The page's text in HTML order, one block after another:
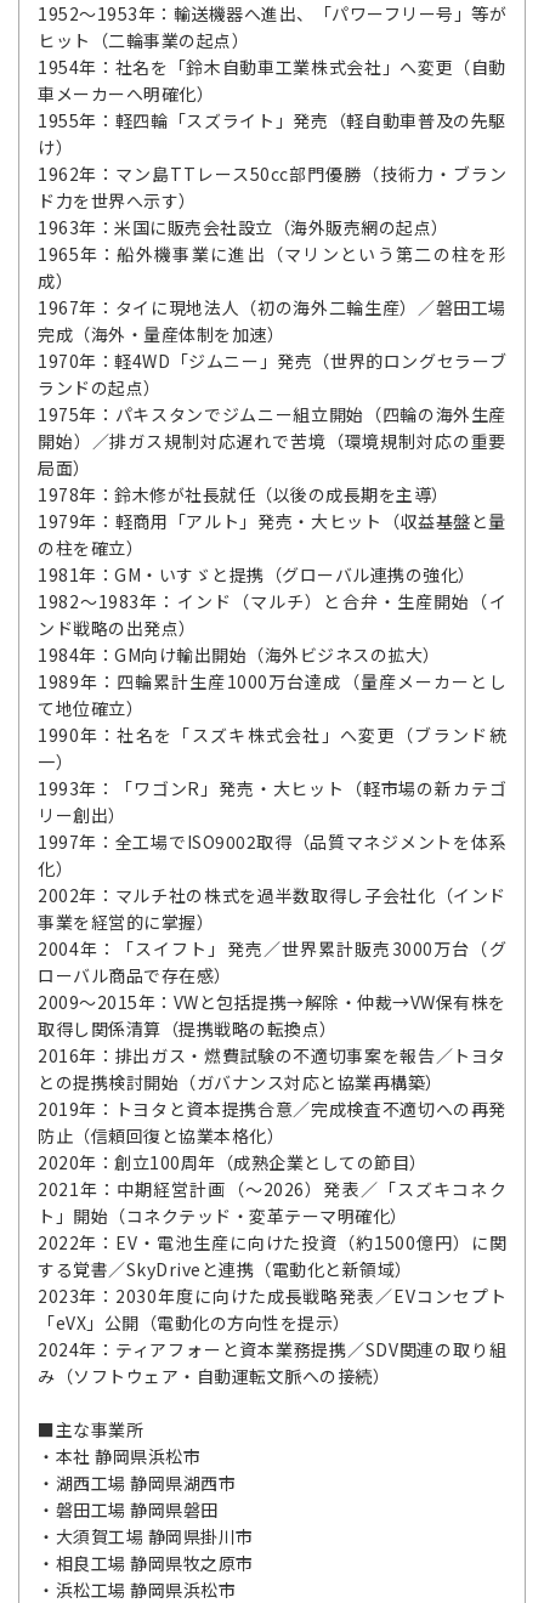
1952～1953年：輸送機器へ進出、「パワーフリー号」等が
ヒット（二輪事業の起点）
1954年：社名を「鈴木自動車工業株式会社」へ変更（自動
車メーカーへ明確化）
1955年：軽四輪「スズライト」発売（軽自動車普及の先駆
け）
1962年：マン島TTレース50cc部門優勝（技術力・ブラン
ド力を世界へ示す）
1963年：米国に販売会社設立（海外販売網の起点）
1965年：船外機事業に進出（マリンという第二の柱を形
成）
1967年：タイに現地法人（初の海外二輪生産）／磐田工場
完成（海外・量産体制を加速）
1970年：軽4WD「ジムニー」発売（世界的ロングセラーブ
ランドの起点）
1975年：パキスタンでジムニー組立開始（四輪の海外生産
開始）／排ガス規制対応遅れで苦境（環境規制対応の重要
局面）
1978年：鈴木修が社長就任（以後の成長期を主導）
1979年：軽商用「アルト」発売・大ヒット（収益基盤と量
の柱を確立）
1981年：GM・いすゞと提携（グローバル連携の強化）
1982～1983年：インド（マルチ）と合弁・生産開始（イ
ンド戦略の出発点）
1984年：GM向け輸出開始（海外ビジネスの拡大）
1989年：四輪累計生産1000万台達成（量産メーカーとし
て地位確立）
1990年：社名を「スズキ株式会社」へ変更（ブランド統
一）
1993年：「ワゴンR」発売・大ヒット（軽市場の新カテゴ
リー創出）
1997年：全工場でISO9002取得（品質マネジメントを体系
化）
2002年：マルチ社の株式を過半数取得し子会社化（インド
事業を経営的に掌握）
2004年：「スイフト」発売／世界累計販売3000万台（グ
ローバル商品で存在感）
2009～2015年：VWと包括提携→解除・仲裁→VW保有株を
取得し関係清算（提携戦略の転換点）
2016年：排出ガス・燃費試験の不適切事案を報告／トヨタ
との提携検討開始（ガバナンス対応と協業再構築）
2019年：トヨタと資本提携合意／完成検査不適切への再発
防止（信頼回復と協業本格化）
2020年：創立100周年（成熟企業としての節目）
2021年：中期経営計画（～2026）発表／「スズキコネク
ト」開始（コネクテッド・変革テーマ明確化）
2022年：EV・電池生産に向けた投資（約1500億円）に関
する覚書／SkyDriveと連携（電動化と新領域）
2023年：2030年度に向けた成長戦略発表／EVコンセプト
「eVX」公開（電動化の方向性を提示）
2024年：ティアフォーと資本業務提携／SDV関連の取り組
み（ソフトウェア・自動運転文脈への接続）
■主な事業所
・本社 静岡県浜松市
・湖西工場 静岡県湖西市
・磐田工場 静岡県磐田
・大須賀工場 静岡県掛川市
・相良工場 静岡県牧之原市
・浜松工場 静岡県浜松市